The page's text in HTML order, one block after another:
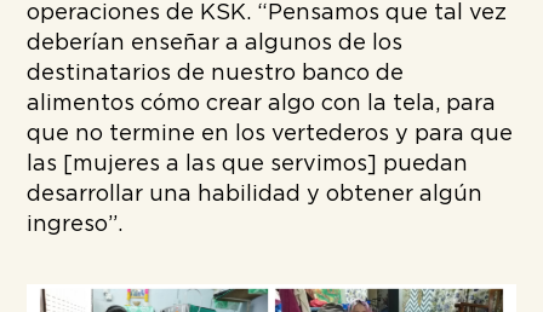
operaciones de KSK. “Pensamos que tal vez
deberían enseñar a algunos de los
destinatarios de nuestro banco de
alimentos cómo crear algo con la tela, para
que no termine en los vertederos y para que
las [mujeres a las que servimos] puedan
desarrollar una habilidad y obtener algún
ingreso”.